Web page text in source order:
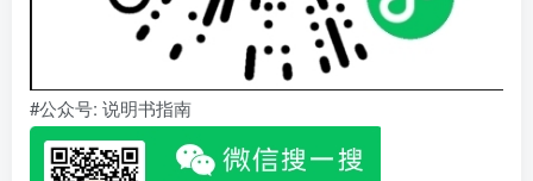
#公众号: 说明书指南